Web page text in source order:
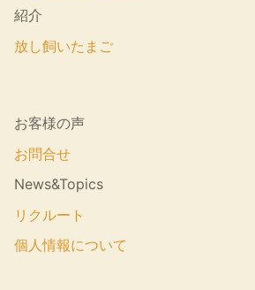
紹介
放し飼いたまご
お客様の声
お問合せ
News&Topics
リクルート
個人情報について